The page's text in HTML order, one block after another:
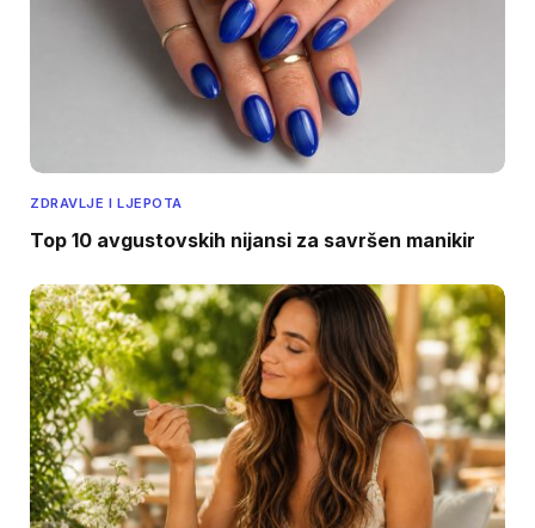
ZDRAVLJE I LJEPOTA
Top 10 avgustovskih nijansi za savršen manikir